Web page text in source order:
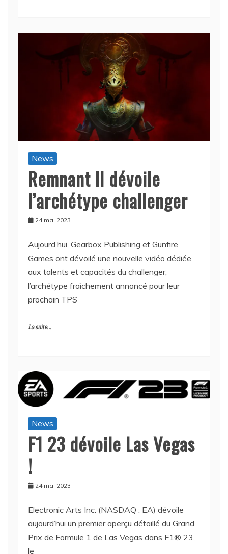
News
Remnant II dévoile
l’archétype challenger
24 mai 2023
Aujourd’hui, Gearbox Publishing et Gunfire
Games ont dévoilé une nouvelle vidéo dédiée
aux talents et capacités du challenger,
l’archétype fraîchement annoncé pour leur
prochain TPS
La suite...
News
F1 23 dévoile Las Vegas
!
24 mai 2023
Electronic Arts Inc. (NASDAQ : EA) dévoile
aujourd’hui un premier aperçu détaillé du Grand
Prix de Formule 1 de Las Vegas dans F1® 23,
le